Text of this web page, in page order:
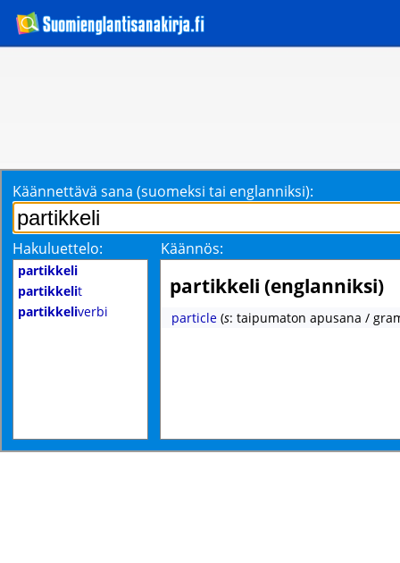
Käännettävä sana (suomeksi tai englanniksi):
Hakuluettelo: Käännös:
partikkeli
partikkelit
partikkeliverbi
partikkeli (englanniksi)
particle (s: taipumaton apusana /